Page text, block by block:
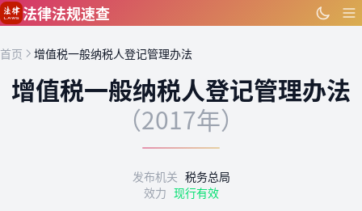
跳到主要内容
法律法规速查
首页 增值税一般纳税人登记管理办法
增值税一般纳税人登记管理办法
（2017年）
发布机关 税务总局
效力 现行有效